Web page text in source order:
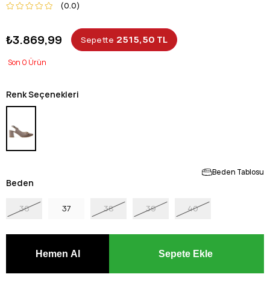
0.0
₺3.869,99 Sepette 2515,50 TL
0
Renk Seçenekleri
Beden Tablosu
Beden
36 37 38 39 40